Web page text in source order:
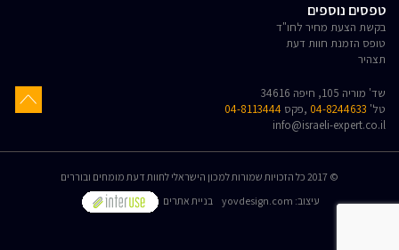
טפסים נוספים
בקשת הצעת מחיר לחו"ד
טופס הזמנת חוות דעת
תצהיר
שד' מוריה 105, חיפה 34616
טל' 04-8244633 ,פקס 04-8113444
info@israeli-expert.co.il
© 2017 כל הזכויות שמורות למכון הישראלי לחוות דעת מומחים ובוררים
בניית אתרים
yovdesign.com :עיצוב